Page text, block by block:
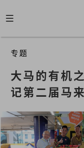
to
content
专题
大马的有机
记第二届马